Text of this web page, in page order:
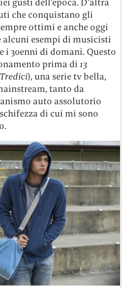
gusti dell’epoca. D’altra
che conquistano gli
ottimi e anche oggi
esempi di musicisti
i 30enni di domani. Questo
prima di13
Tredici), una serie tv bella,
tanto da
auto assolutorio
di cui mi sono